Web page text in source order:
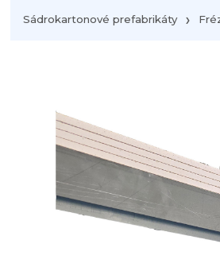
Sádrokartonové prefabrikáty